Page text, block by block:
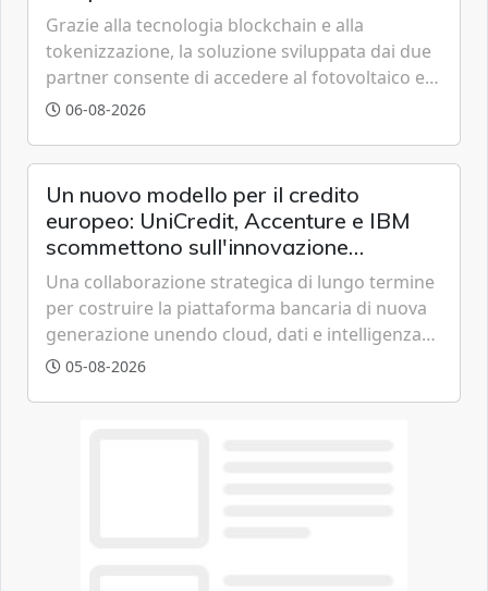
Grazie alla tecnologia blockchain e alla
tokenizzazione, la soluzione sviluppata dai due
partner consente di accedere al fotovoltaico e
all'eolico ottenendo risparmi diretti in bolletta,
06-08-2026
Un nuovo modello per il credito
europeo: UniCredit, Accenture e IBM
scommettono sull'innovazione
tecnologica
Una collaborazione strategica di lungo termine
per costruire la piattaforma bancaria di nuova
generazione unendo cloud, dati e intelligenza
artificiale.
05-08-2026